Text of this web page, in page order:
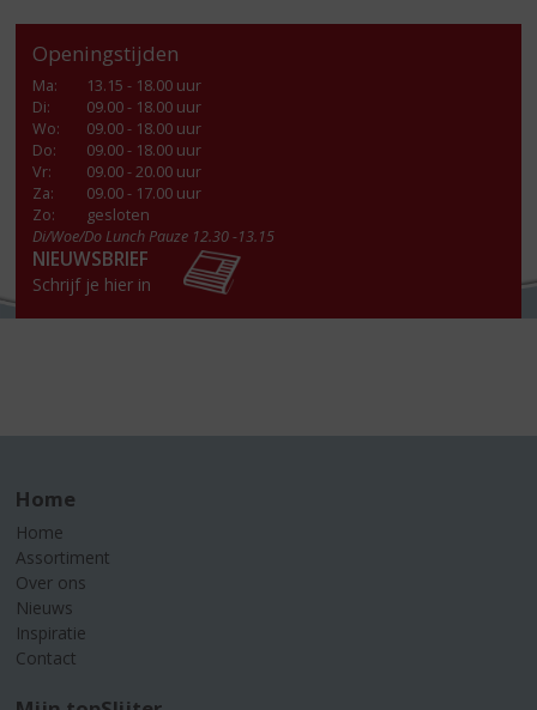
Openingstijden
Ma:
13.15 - 18.00 uur
Di:
09.00 - 18.00 uur
Wo:
09.00 - 18.00 uur
Do:
09.00 - 18.00 uur
Vr:
09.00 - 20.00 uur
Za:
09.00 - 17.00 uur
Zo:
gesloten
Di/Woe/Do Lunch Pauze 12.30 -13.15
NIEUWSBRIEF
Schrijf je hier in
Home
Home
Assortiment
Over ons
Nieuws
Inspiratie
Contact